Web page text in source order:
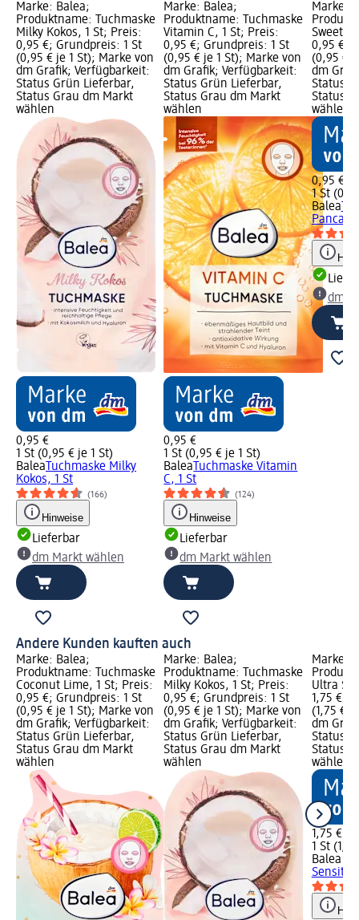
Marke: Balea;
Produktname: Tuchmaske
Milky Kokos, 1 St; Preis:
0,95 €; Grundpreis: 1 St
(0,95 € je 1 St); Marke von
dm Grafik; Verfügbarkeit:
Status Grün Lieferbar,
Status Grau dm Markt
wählen
0,95 €
1 St (0,95 € je 1 St)
Balea Tuchmaske Milky
Kokos, 1 St
(166)
Hinweise
Lieferbar
dm Markt wählen
Marke: Balea;
Produktname: Tuchmaske
Vitamin C, 1 St; Preis:
0,95 €; Grundpreis: 1 St
(0,95 € je 1 St); Marke von
dm Grafik; Verfügbarkeit:
Status Grün Lieferbar,
Status Grau dm Markt
wählen
0,95 €
1 St (0,95 € je 1 St)
Balea Tuchmaske Vitamin
C, 1 St
(124)
Hinweise
Lieferbar
dm Markt wählen
Marke:
Sweet
0,95 €;
(0,95 €
dm
Status
Status
wählen
0,95 €
1 St
Balea
dm
Andere Kunden kauften auch
Marke: Balea;
Produktname: Tuchmaske
Coconut Lime, 1 St; Preis:
0,95 €; Grundpreis: 1 St
(0,95 € je 1 St); Marke von
dm Grafik; Verfügbarkeit:
Status Grün Lieferbar,
Status Grau dm Markt
wählen
Marke: Balea;
Produktname: Tuchmaske
Milky Kokos, 1 St; Preis:
0,95 €; Grundpreis: 1 St
(0,95 € je 1 St); Marke von
dm Grafik; Verfügbarkeit:
Status Grün Lieferbar,
Status Grau dm Markt
wählen
Marke:
Ultra
1,75 €;
(1,75 €
dm
Status
Status
wählen
1,75 €
1 St
Balea